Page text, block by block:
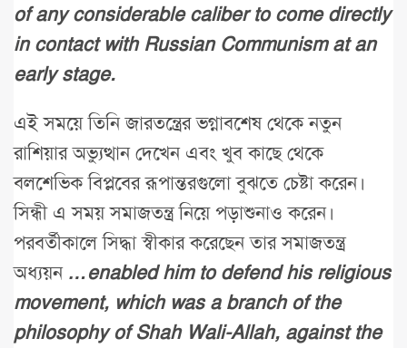
of any considerable caliber to come directly
in contact with Russian Communism at an
early stage.
এই সময়ে তিনি জারতন্ত্রের ভগ্নাবশেষ থেকে নতুন
রাশিয়ার অভ্যুত্থান দেখেন এবং খুব কাছে থেকে
বলশেভিক বিপ্লবের রূপান্তরগুলো বুঝতে চেষ্টা করেন।
সিন্ধী এ সময় সমাজতন্ত্র নিয়ে পড়াশুনাও করেন।
পরবর্তীকালে সিদ্ধা স্বীকার করেছেন তার সমাজতন্ত্র
অধ্যয়ন…enabled him to defend his religious
movement, which was a branch of the
philosophy of Shah Wali-Allah, against the